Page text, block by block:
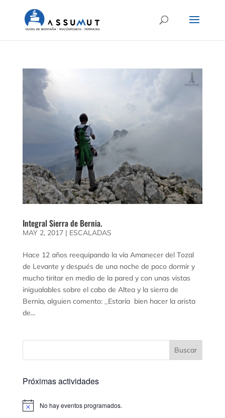
Integral Sierra de Bernia.
MAY 2, 2017| ESCALADAS
Hace 12 años reequipando la vía Amanecer del Tozal
de Levante y después de una noche de poco dormir y
mucho tiritar en medio de la pared y con unas vistas
inigualables sobre el cabo de Altea y la sierra de
Bernia, alguien comento: _Estaría bien hacer la arista
de...
Próximas actividades
Aviso No hay eventos programados.